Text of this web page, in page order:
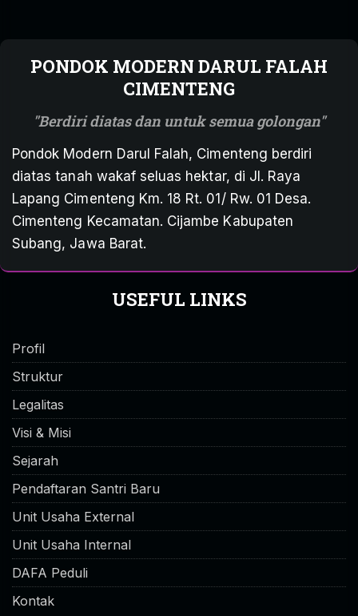
PONDOK MODERN DARUL FALAH
CIMENTENG
Berdiri diatas dan untuk semua golongan
Pondok Modern Darul Falah, Cimenteng berdiri
diatas tanah wakaf seluas hektar, di Jl. Raya
Lapang Cimenteng Km. 18 Rt. 01/ Rw. 01 Desa.
Cimenteng Kecamatan. Cijambe Kabupaten
Subang, Jawa Barat.
USEFUL LINKS
Profil
Struktur
Legalitas
Visi & Misi
Sejarah
Pendaftaran Santri Baru
Unit Usaha External
Unit Usaha Internal
DAFA Peduli
Kontak